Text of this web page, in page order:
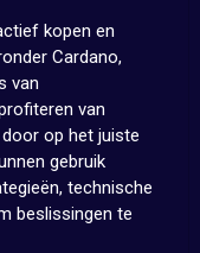
kopen en
Cardano,
van
van
op het juiste
gebruik
technische
beslissingen te